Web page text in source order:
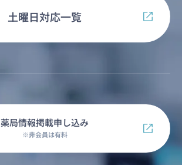
土曜日対応一覧
薬局情報掲載申し込み
※非会員は有料